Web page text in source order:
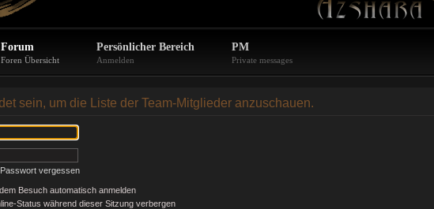
Forum
Foren Übersicht
Persönlicher Bereich
Anmelden
PM
Private messages
sein, um die Liste der Team-Mitglieder anzuschauen.
vergessen
Besuch automatisch anmelden
Status während dieser Sitzung verbergen